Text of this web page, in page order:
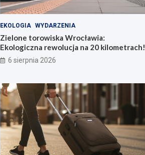
EKOLOGIA WYDARZENIA
Zielone torowiska Wrocławia:
Ekologiczna rewolucja na 20 kilometrach!
6 sierpnia 2026